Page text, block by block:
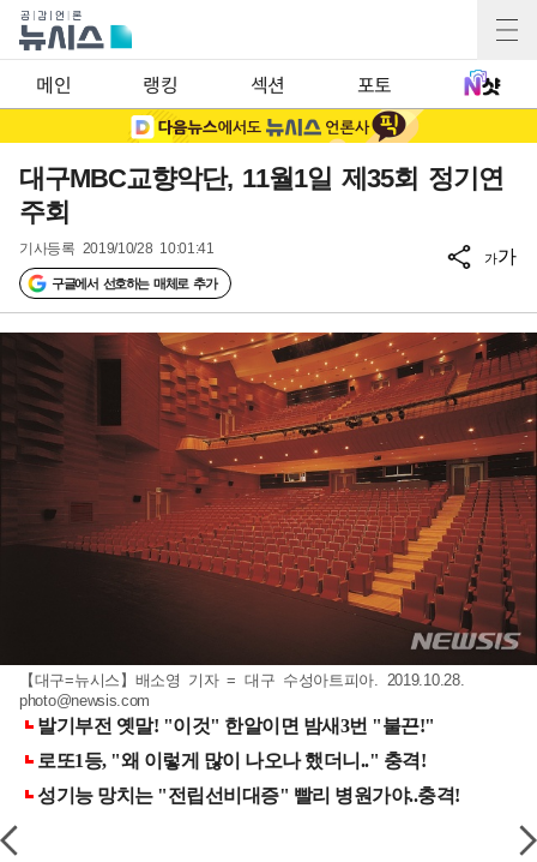
메인 랭킹 섹션 포토
대구MBC교향악단, 11월1일 제35회 정기연
주회
기사등록 2019/10/28 10:01:41
구글에서 선호하는 매체로 추가
가가
【대구=뉴시스】배소영 기자 = 대구 수성아트피아. 2019.10.28.
photo@newsis.com